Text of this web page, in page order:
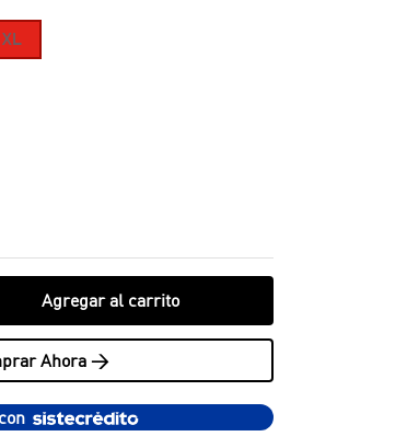
XL
Agregar al carrito
Ahora >